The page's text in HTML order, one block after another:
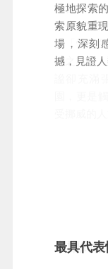
兩百件青
人生、情
的「憤怒
命之柱」
極地探索
索原貌重
場，深刻
撼，見證